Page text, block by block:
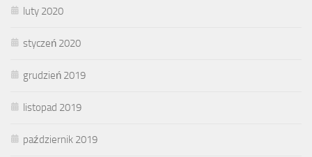
luty 2020
styczeń 2020
grudzień 2019
listopad 2019
październik 2019